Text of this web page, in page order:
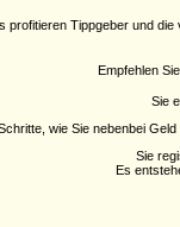
profitieren Tippgeber und
Empfehlen
Sie
wie Sie nebenbei
Sie
Es